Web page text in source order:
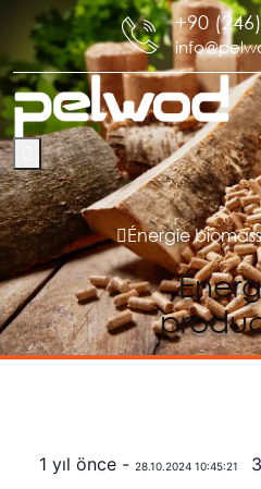
+90
Énergie
1 yıl önce - 28.10.2024 10:45:21